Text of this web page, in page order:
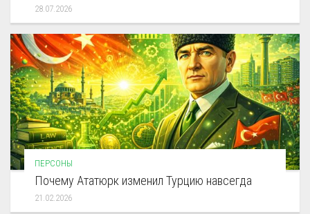
28.07.2026
ПЕРСОНЫ
Почему Ататюрк изменил Турцию навсегда
21.02.2026